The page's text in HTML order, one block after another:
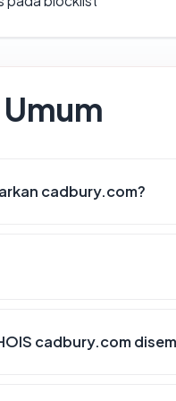
cadbury.com?
cadbury.com